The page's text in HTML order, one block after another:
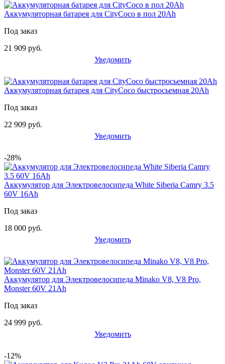
Аккумуляторная батарея для CityCoco в пол 20Ah
Под заказ
21 909 руб.
Уведомить
Аккумуляторная батарея для CityCoco быстросьемная 20Ah
Под заказ
22 909 руб.
Уведомить
-28%
Аккумулятор для Электровелосипеда White Siberia Camry 3.5
60V 16Ah
Под заказ
18 000 руб.
Уведомить
Аккумулятор для Электровелосипеда Minako V8, V8 Pro,
Monster 60V 21Ah
Под заказ
24 999 руб.
Уведомить
-12%